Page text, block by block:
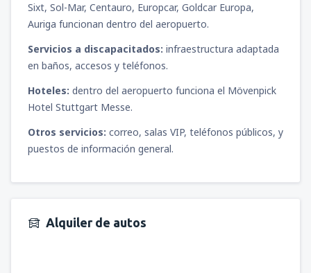
Sixt, Sol-Mar, Centauro, Europcar, Goldcar Europa,
Auriga funcionan dentro del aeropuerto.
Servicios a discapacitados: infraestructura adaptada
en baños, accesos y teléfonos.
Hoteles: dentro del aeropuerto funciona el Mövenpick
Hotel Stuttgart Messe.
Otros servicios: correo, salas VIP, teléfonos públicos, y
puestos de información general.
Alquiler de autos